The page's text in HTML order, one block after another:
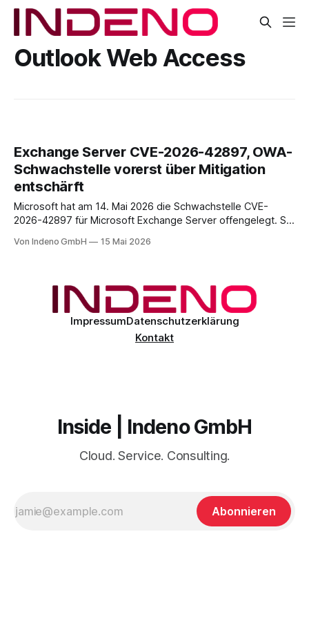
Outlook Web Access
Exchange Server CVE-2026-42897, OWA-
Schwachstelle vorerst über Mitigation
entschärft
Microsoft hat am 14. Mai 2026 die Schwachstelle CVE-
2026-42897 für Microsoft Exchange Server offengelegt. Sie
unauthentifizierten Angreifer, über eine speziell präparierte
Von Indeno GmbH 15 Mai 2026
ImpressumDatenschutzerklärung
Kontakt
Inside | Indeno GmbH
Cloud. Service. Consulting.
Abonnieren